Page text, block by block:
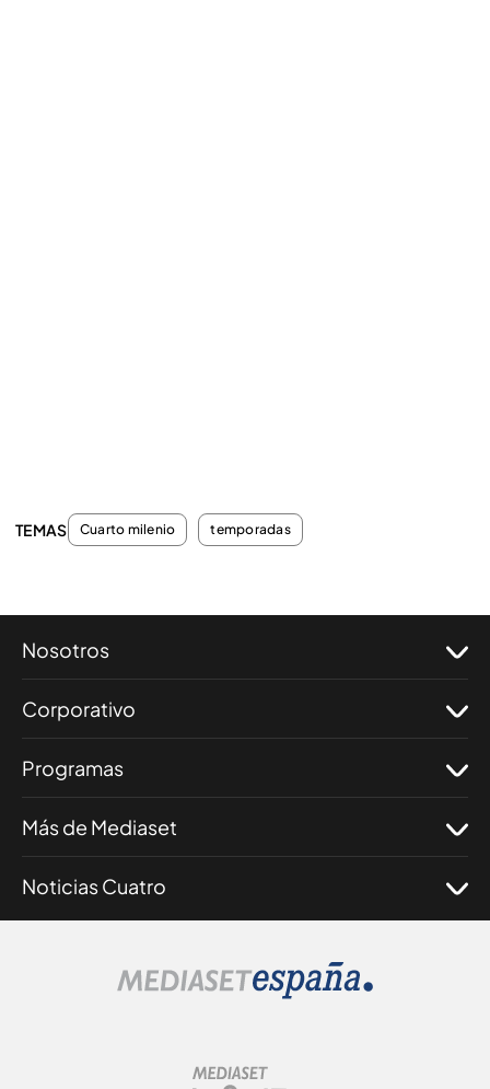
TEMAS Cuarto milenio temporadas
Nosotros
Corporativo
Programas
Más de Mediaset
Noticias Cuatro